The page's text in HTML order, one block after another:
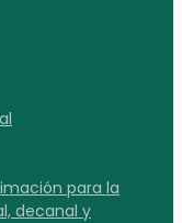
para la
decanal y